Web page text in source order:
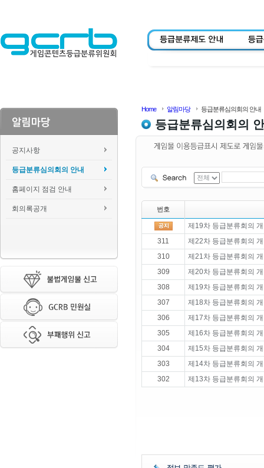
공지사항
등급분류심의회의 안내
홈페이지 점검 안내
회의록공개
Home 알림마당 등급분류심의회의 안내
등급분류심의회의
번호
제19차 등급분류회의
311
제22차 등급분류회의
310
제21차 등급분류회의
309
제20차 등급분류회의
308
제19차 등급분류회의
307
제18차 등급분류회의
306
제17차 등급분류회의
305
제16차 등급분류회의
304
제15차 등급분류회의
303
제14차 등급분류회의
302
제13차 등급분류회의